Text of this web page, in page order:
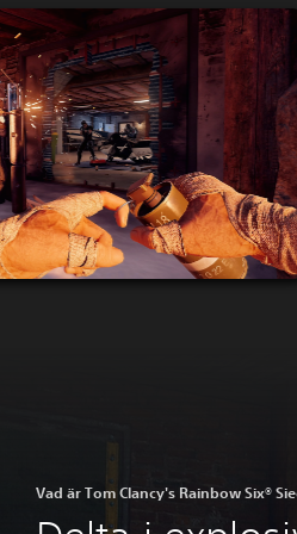
Vad är Tom Clancy's Rainbow Six®